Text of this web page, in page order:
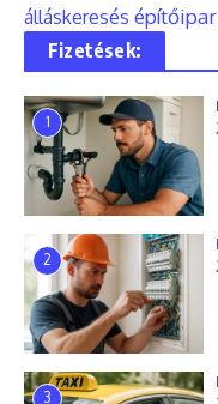
álláskeresés építőipar
Fizetések:
1
2
3